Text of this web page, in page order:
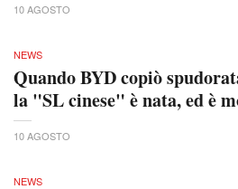
10 AGOSTO
NEWS
Quando BYD copiò
la "SL cinese" è nata, ed è
10 AGOSTO
NEWS